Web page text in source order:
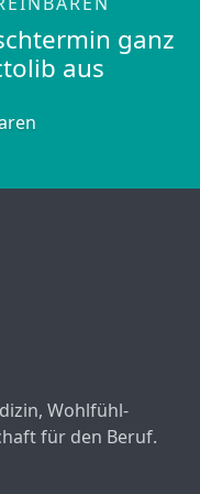
ganz
aus
Wohlfühl-
für den Beruf.